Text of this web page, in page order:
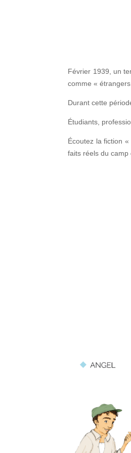
Février 1939, un
comme «
Durant cette
Étudiants,
Écoutez la fiction
faits réels du camp